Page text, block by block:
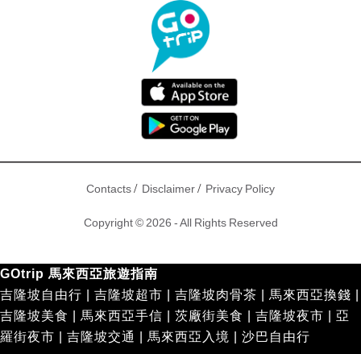
Contacts/ Disclaimer/ Privacy Policy
Copyright © 2026 - All Rights Reserved
GOtrip 馬來西亞旅遊指南
吉隆坡自由行
吉隆坡超市 吉隆坡肉骨茶 馬來西亞換錢
吉隆坡美食
馬來西亞手信 茨廠街美食 吉隆坡夜市
亞
羅街夜市
吉隆坡交通 馬來西亞入境 沙巴自由行